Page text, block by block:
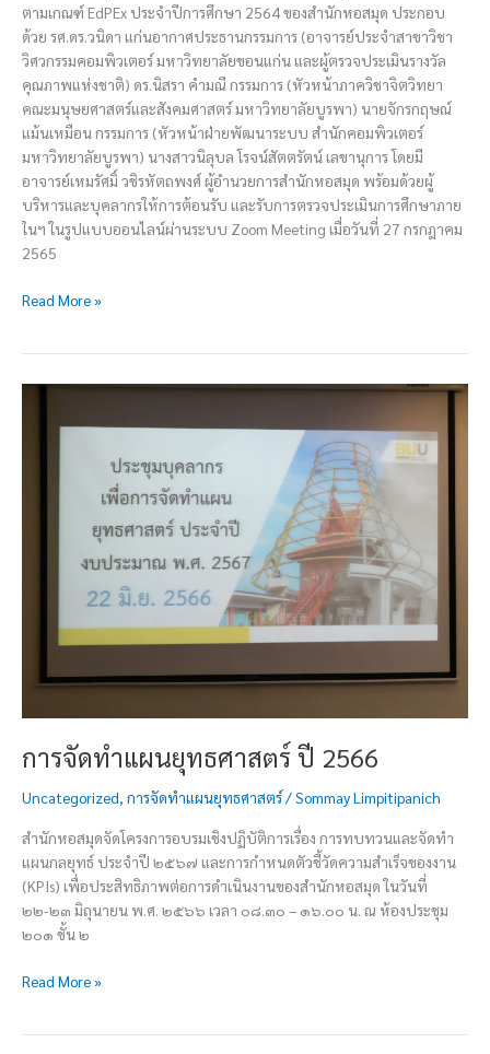
ตามเกณฑ์ EdPEx ประจำปีการศึกษา 2564 ของสำนักหอสมุด ประกอบ
ด้วย รศ.ดร.วนิดา แก่นอากาศ​ประธานกรรมการ (อาจารย์ประจำสาขาวิชา
วิศวกรรมคอมพิวเตอร์ มหาวิทยาลัยขอนแก่น และผู้ตรวจประเมินรางวัล
คุณภาพแห่งชาติ) ดร.นิสรา คำมณี ​กรรมการ (หัวหน้าภาควิชาจิตวิทยา
คณะมนุษยศาสตร์และสังคมศาสตร์ มหาวิทยาลัยบูรพา) นายจักรกฤษณ์
แม้นเหมือน ​กรรมการ (หัวหน้าฝ่ายพัฒนาระบบ สำนักคอมพิวเตอร์
มหาวิทยาลัยบูรพา) นางสาวนิลุบล โรจน์สัตตรัตน์ เลขานุการ โดยมี
อาจารย์เหมรัศมิ์ วชิรหัตถพงศ์ ผู้อำนวยการสำนักหอสมุด พร้อมด้วยผู้
บริหารและบุคลากรให้การต้อนรับ และรับการตรวจประเมินการศึกษาภาย
ในฯ ในรูปแบบออนไลน์ผ่านระบบ Zoom Meeting เมื่อวันที่ 27 กรกฎาคม
2565
Read More »
การจัดทำแผนยุทธศาสตร์ ปี 2566
Uncategorized, การจัดทำแผนยุทธศาสตร์/Sommay Limpitipanich
สำนักหอสมุดจัดโครงการอบรมเชิงปฏิบัติการเรื่อง การทบทวนและจัดทำ
แผนกลยุทธ์ ประจำปี ๒๕๖๗ และการกำหนดตัวชี้วัดความสำเร็จของงาน
(KPIs) เพื่อประสิทธิภาพต่อการดำเนินงานของสำนักหอสมุด ในวันที่
๒๒-๒๓ มิถุนายน พ.ศ. ๒๕๖๖ เวลา ๐๘.๓๐ – ๑๖.๐๐ น. ณ ห้องประชุม
๒๐๑ ชั้น ๒
Read More »